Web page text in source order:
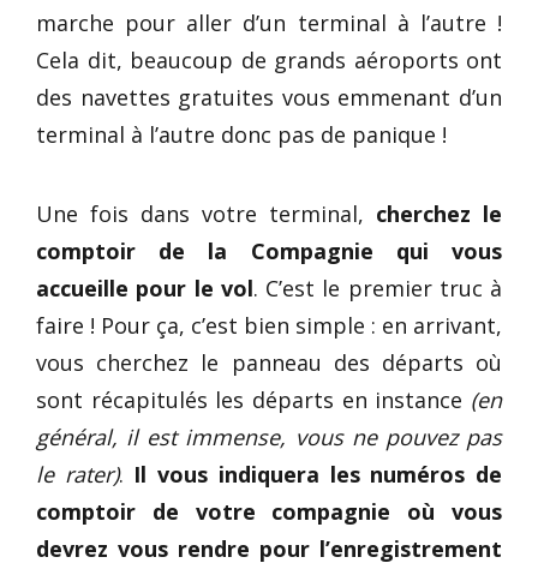
marche pour aller d’un terminal à l’autre !
Cela dit, beaucoup de grands aéroports ont
des navettes gratuites vous emmenant d’un
terminal à l’autre donc pas de panique !
Une fois dans votre terminal, cherchez le
comptoir de la Compagnie qui vous
accueille pour le vol. C’est le premier truc à
faire ! Pour ça, c’est bien simple : en arrivant,
vous cherchez le panneau des départs où
sont récapitulés les départs en instance (en
général, il est immense, vous ne pouvez pas
le rater). Il vous indiquera les numéros de
comptoir de votre compagnie où vous
devrez vous rendre pour l’enregistrement